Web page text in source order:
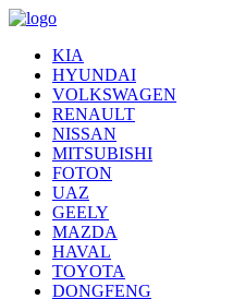
KIA
HYUNDAI
VOLKSWAGEN
RENAULT
NISSAN
MITSUBISHI
FOTON
UAZ
GEELY
MAZDA
HAVAL
TOYOTA
DONGFENG